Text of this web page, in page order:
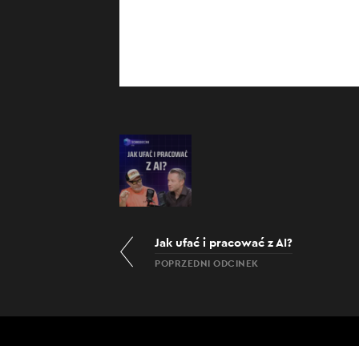
Jak ufać i pracować z AI?
POPRZEDNI ODCINEK